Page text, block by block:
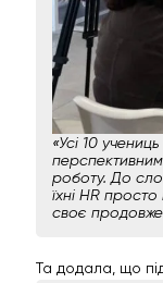
«Усі 10
роботу. До
їхні HR
своє
Та додала, що